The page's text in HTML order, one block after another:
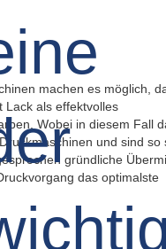
machen es möglich,
Lack als effektvolles
Wobei in diesem Fall
und sind so
gründliche
das optimalste